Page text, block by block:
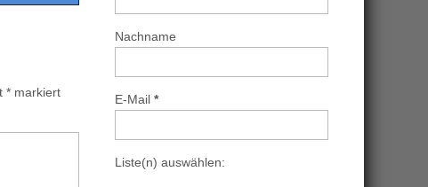
* markiert
Nachname
E-Mail *
Liste(n) auswählen: